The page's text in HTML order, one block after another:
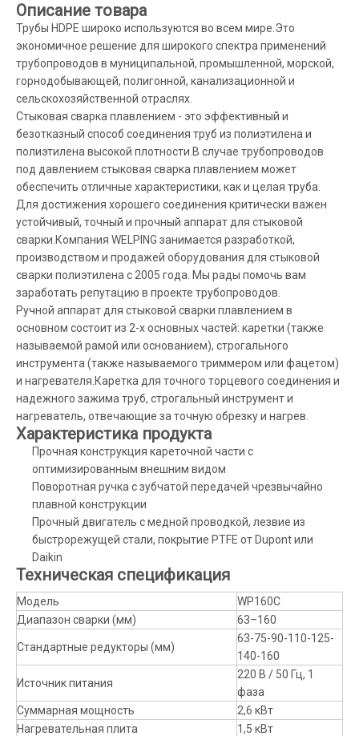
Описание товара
Трубы HDPE широко используются во всем мире.Это
экономичное решение для широкого спектра применений
трубопроводов в муниципальной, промышленной, морской,
горнодобывающей, полигонной, канализационной и
сельскохозяйственной отраслях.
Стыковая сварка плавлением - это эффективный и
безотказный способ соединения труб из полиэтилена и
полиэтилена высокой плотности.В случае трубопроводов
под давлением стыковая сварка плавлением может
обеспечить отличные характеристики, как и целая труба.
Для достижения хорошего соединения критически важен
устойчивый, точный и прочный аппарат для стыковой
сварки.Компания WELPING занимается разработкой,
производством и продажей оборудования для стыковой
сварки полиэтилена с 2005 года. Мы рады помочь вам
заработать репутацию в проекте трубопроводов.
Ручной аппарат для стыковой сварки плавлением в
основном состоит из 2-х основных частей: каретки (также
называемой рамой или основанием), строгального
инструмента (также называемого триммером или фацетом)
и нагревателя.Каретка для точного торцевого соединения и
надежного зажима труб, строгальный инструмент и
нагреватель, отвечающие за точную обрезку и нагрев.
Характеристика продукта
Прочная конструкция кареточной части с
оптимизированным внешним видом
Поворотная ручка с зубчатой ​​передачей чрезвычайно
плавной конструкции
Прочный двигатель с медной проводкой, лезвие из
быстрорежущей стали, покрытие PTFE от Dupont или
Daikin
Техническая спецификация
Модель
WP160C
Диапазон сварки (мм)
63–160
Стандартные редукторы (мм)
63-75-90-110-125-
140-160
Источник питания
220 В / 50 Гц, 1
фаза
Суммарная мощность
2,6 кВт
Нагревательная плита
1,5 кВт